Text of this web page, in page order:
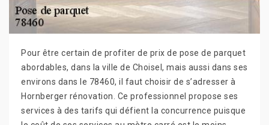
Pour être certain de profiter de prix de pose de parquet
abordables, dans la ville de Choisel, mais aussi dans ses
environs dans le 78460, il faut choisir de s’adresser à
Hornberger rénovation. Ce professionnel propose ses
services à des tarifs qui défient la concurrence puisque